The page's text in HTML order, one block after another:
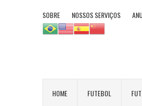
SOBRE NOSSOS SERVIÇOS
HOME FUTEBOL